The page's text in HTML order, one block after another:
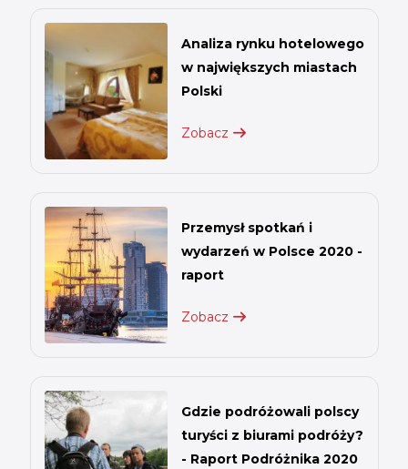
Analiza rynku hotelowego
w największych miastach
Polski
Zobacz
Przemysł spotkań i
wydarzeń w Polsce 2020 -
raport
Zobacz
Gdzie podróżowali polscy
turyści z biurami podróży?
- Raport Podróżnika 2020